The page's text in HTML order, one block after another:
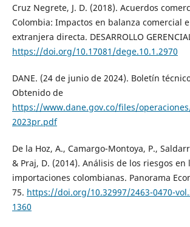
Cruz Negrete, J. D. (2018). Acuerdos
Colombia: Impactos en balanza comercial
extranjera directa. DESARROLLO
https://doi.org/10.17081/dege.10.1.2970
DANE. (24 de junio de 2024). Boletín
Obtenido de
https://www.dane.gov.co/files/
2023pr.pdf
De la Hoz, A., Camargo-Montoya, P.,
& Praj, D. (2014). Análisis de los riesgos en
importaciones colombianas. Panorama
75. https://doi.org/10.32997/2463-0470-
1360